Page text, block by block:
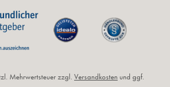
Mehrwertsteuer zzgl. Versandkosten und ggf.